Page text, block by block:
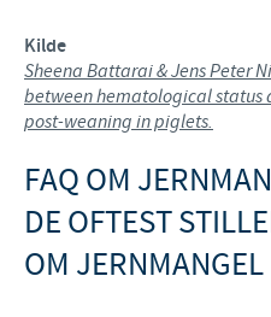
Kilde
Sheena Battarai & Jens Peter
between hematological
post-weaning in piglets.
FAQ OM
DE OFTEST
OM JERNMANGEL